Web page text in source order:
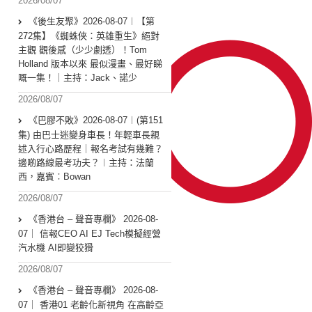
《後生友聚》2026-08-07︱【第
272集】《蜘蛛俠：英雄重生》絕對
主觀 觀後感（少少劇透）！Tom
Holland 版本以來 最似漫畫、最好睇
嘅一集！｜主持：Jack、諾少
2026/08/07
《巴膠不敗》2026-08-07︱(第151
集) 由巴士迷變身車長！年輕車長親
述入行心路歷程｜報名考試有幾難？
邊啲路線最考功夫？︱主持：法蘭
西，嘉賓︰Bowan
2026/08/07
《香港台 – 聲音專欄》 2026-08-
07｜ 信報CEO AI EJ Tech模擬經營
汽水機 AI即變狡猾
2026/08/07
《香港台 – 聲音專欄》 2026-08-
07｜ 香港01 老齡化新視角 在高齡亞